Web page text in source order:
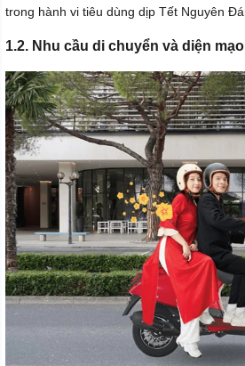
trong hành vi tiêu dùng dịp Tết Nguyên
1.2. Nhu cầu di chuyển và diện